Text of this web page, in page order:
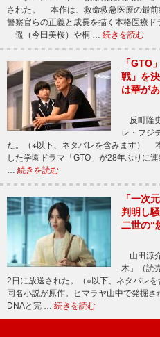
された。 本作は、救命救急医療の最前
警察官らの正義と成長を描く本格医療ド
遥（今田美桜）や桐 … 続きを読む
「GTO
戦」を
は華が
反町隆
レ・フジ
た。（※以下、ネタバレを含みます）
した学園ドラマ「GTO」が28年ぶりに
… 続きを読む
「一次
判明し
二世の“
山田涼
木」（読
2日に放送された。（※以下、ネタバレ
同名小説が原作。ヒマラヤ山中で発掘
DNAと完 … 続きを読む